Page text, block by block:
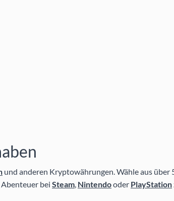
und anderen Kryptowährungen. Wähle aus über
bei Steam, Nintendooder PlayStation